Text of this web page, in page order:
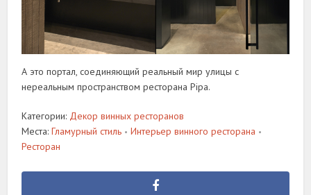
А это портал, соединяющий реальный мир улицы с
нереальным пространством ресторана Pipa.
Категории: Декор винных ресторанов
Места:Гламурный стиль • Интерьер винного ресторана •
Ресторан